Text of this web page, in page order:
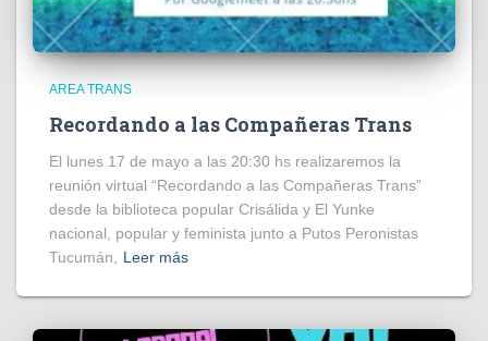
AREA TRANS
Recordando a las Compañeras Trans
El lunes 17 de mayo a las 20:30 hs realizaremos la
reunión virtual “Recordando a las Compañeras Trans”
desde la biblioteca popular Crisálida y El Yunke
nacional, popular y feminista junto a Putos Peronistas
Tucumán, Leer más